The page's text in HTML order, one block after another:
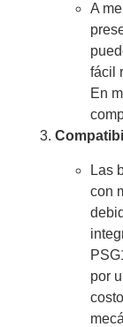
A
fácil
En
Las
con
por